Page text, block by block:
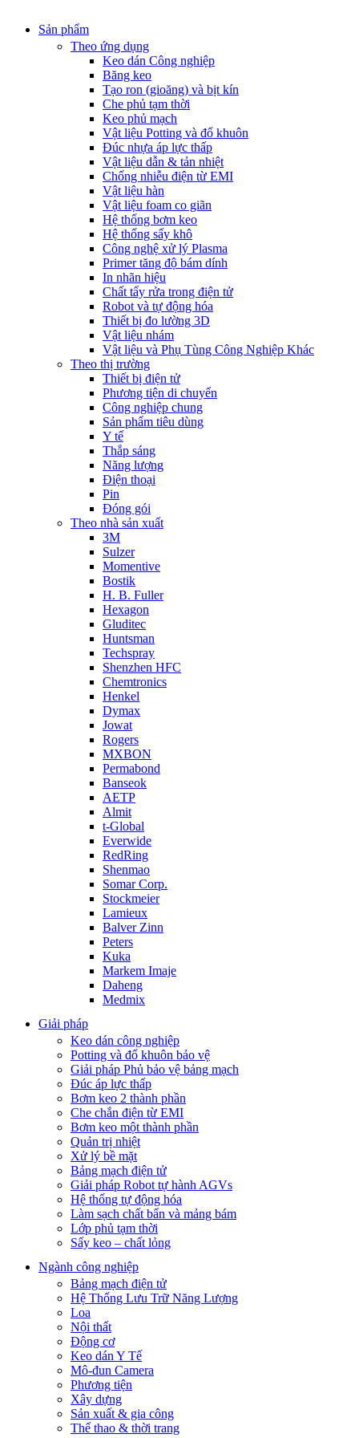
Sản phẩm
Theo ứng dụng
Keo dán Công nghiệp
Băng keo
Tạo ron (gioăng) và bịt kín
Che phủ tạm thời
Keo phủ mạch
Vật liệu Potting và đổ khuôn
Đúc nhựa áp lực thấp
Vật liệu dẫn & tản nhiệt
Chống nhiễu điện từ EMI
Vật liệu hàn
Vật liệu foam co giãn
Hệ thống bơm keo
Hệ thống sấy khô
Công nghệ xử lý Plasma
Primer tăng độ bám dính
In nhãn hiệu
Chất tẩy rửa trong điện tử
Robot và tự động hóa
Thiết bị đo lường 3D
Vật liệu nhám
Vật liệu và Phụ Tùng Công Nghiệp Khác
Theo thị trường
Thiết bị điện tử
Phương tiện di chuyển
Công nghiệp chung
Sản phẩm tiêu dùng
Y tế
Thắp sáng
Năng lượng
Điện thoại
Pin
Đóng gói
Theo nhà sản xuất
3M
Sulzer
Momentive
Bostik
H. B. Fuller
Hexagon
Gluditec
Huntsman
Techspray
Shenzhen HFC
Chemtronics
Henkel
Dymax
Jowat
Rogers
MXBON
Permabond
Banseok
AETP
Almit
t-Global
Everwide
RedRing
Shenmao
Somar Corp.
Stockmeier
Lamieux
Balver Zinn
Peters
Kuka
Markem Imaje
Daheng
Medmix
Giải pháp
Keo dán công nghiệp
Potting và đổ khuôn bảo vệ
Giải pháp Phủ bảo vệ bảng mạch
Đúc áp lực thấp
Bơm keo 2 thành phần
Che chắn điện từ EMI
Bơm keo một thành phần
Quản trị nhiệt
Xử lý bề mặt
Bảng mạch điện tử
Giải pháp Robot tự hành AGVs
Hệ thống tự động hóa
Làm sạch chất bẩn và mảng bám
Lớp phủ tạm thời
Sấy keo – chất lỏng
Ngành công nghiệp
Bảng mạch điện tử
Hệ Thống Lưu Trữ Năng Lượng
Loa
Nội thất
Động cơ
Keo dán Y Tế
Mô-đun Camera
Phương tiện
Xây dựng
Sản xuất & gia công
Thể thao & thời trang